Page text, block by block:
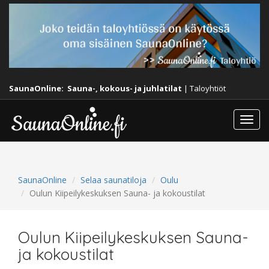
SaunaOnline: Sauna-, kokous- ja juhlatilat | Taloyhtiöt
SaunaOnline Selaa saunatiloja
Oulu
Oulun Kiipeilykeskuksen Sauna- ja kokoustilat
Oulun Kiipeilykeskuksen Sauna-
ja kokoustilat